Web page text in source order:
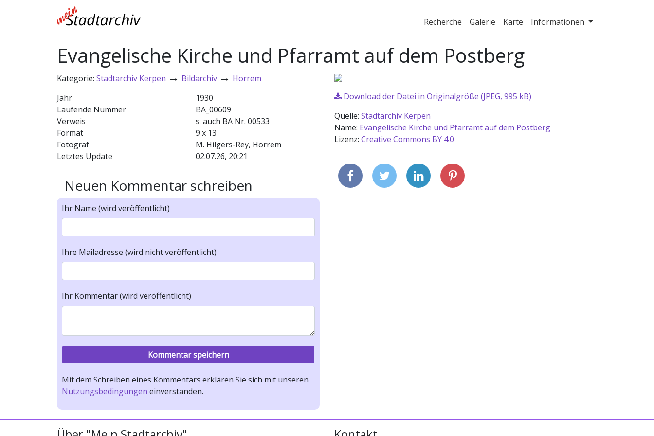
Recherche Galerie Karte Informationen
Evangelische Kirche und Pfarramt auf dem Postberg
Kategorie: Stadtarchiv Kerpen → Bildarchiv → Horrem
Jahr
1930
Laufende Nummer
BA_00609
Verweis
s. auch BA Nr. 00533
Format
9 x 13
Fotograf
M. Hilgers-Rey, Horrem
Letztes Update
02.07.26, 20:21
Neuen Kommentar schreiben
Ihr Name (wird veröffentlicht)
Ihre Mailadresse (wird nicht veröffentlicht)
Ihr Kommentar (wird veröffentlicht)
Mit dem Schreiben eines Kommentars erklären Sie sich mit unseren
Nutzungsbedingungen einverstanden.
Download der Datei in Originalgröße (JPEG, 995 kB)
Quelle: Stadtarchiv Kerpen
Name: Evangelische Kirche und Pfarramt auf dem Postberg
Lizenz: Creative Commons BY 4.0